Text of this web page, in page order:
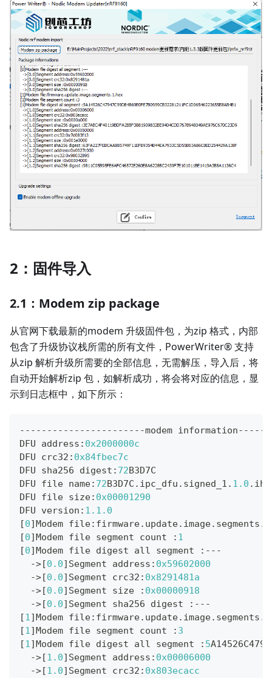
2：固件导入
2.1：Modem zip package
从官网下载最新的modem 升级固件包，为zip 格式，内部
包含了升级协议栈所需的所有文件，PowerWriter® 支持
从zip 解析升级所需要的全部信息，无需解压，导入后，将
自动开始解析zip 包，如解析成功，将会将对应的信息，显
示到日志框中，如下所示：
-- -- -- -- -- -- -- -- -- -- -- -modem information-- -- --
DFU address : 0x2000000c
DFU crc32 : 0x84fbec7c
DFU sha256 digest : 72B3D7C
DFU file name: 72B3D7C . ipc_dfu . signed_1 . 1.0 .
DFU file size: 0x00001290
DFU version : 1.1 .0
[0]Modem file: firmware. update. image. segments .
[0]Modem file segment count : 1
[0]Modem file digest all segment : -- -
->[0.0] Segment address : 0x59602000
->[0.0] Segment crc32 : 0x8291481a
->[0.0] Segment size : 0x00000918
->[0.0] Segment sha256 digest : -- -
[1]Modem file: firmware. update. image. segments .
[1]Modem file segment count : 3
[1]Modem file digest all segment : 5
->[1.0] Segment address : 0x00006000
->[1.0] Segment crc32 : 0x803ecacc